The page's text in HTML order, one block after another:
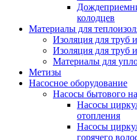
колодцев
Материалы для
Изоляция для труб
Изоляция для труб
Материалы для
Метизы
Насосное оборудование
Насосы бытового
Насосы
отопления
Насосы
горячего